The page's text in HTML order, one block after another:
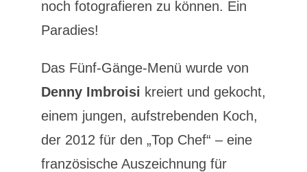
noch fotografieren zu können. Ein
Paradies!
Das Fünf-Gänge-Menü wurde von
Denny Imbroisi kreiert und gekocht,
einem jungen, aufstrebenden Koch,
der 2012 für den „Top Chef“ – eine
französische Auszeichnung für